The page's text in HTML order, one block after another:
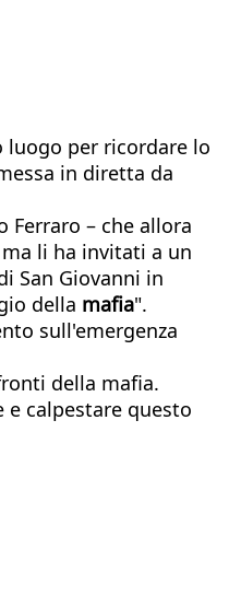
luogo per ricordare lo
in diretta da
Ferraro – che allora
li ha invitati a un
San Giovanni in
della mafia".
sull'emergenza
della mafia.
e calpestare questo